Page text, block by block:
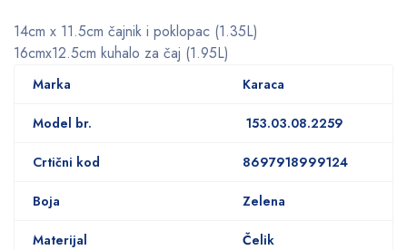
14cm x 11.5cm čajnik i poklopac (1.35L)
16cmx12.5cm kuhalo za čaj (1.95L)
Marka Karaca
Model br. 153.03.08.2259
Crtični kod 8697918999124
Boja Zelena
Materijal Čelik